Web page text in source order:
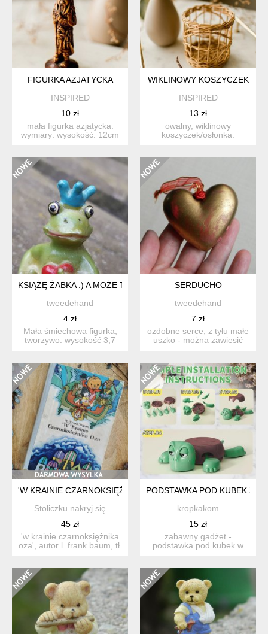
FIGURKA AZJATYCKA
INSPIRED
10 zł
mała figurka azjatycka.
wymiary: wysokość: 12cm
WIKLINOWY KOSZYCZEK
INSPIRED
13 zł
owalny, wiklinowy
koszyczek/osłonka.
KSIĄŻĘ ŻABKA :) A MOŻE TO KSIĘŻNICZKA ? :)
tweedehand
4 zł
Mała śmiechowa figurka,
tworzywo. wysokość 3,7
SERDUCHO
tweedehand
7 zł
ozdobne serce, z tyłu małe
uszko - można zawiesić
'W KRAINIE CZARNOKSIĘŻNIKA OZA' KSIĄŻKA VINTAGE
Stoliczku nakryj się
45 zł
'w krainie czarnoksiężnika
oza', autor l. frank baum, tł.
PODSTAWKA POD KUBEK
kropkakom
15 zł
zabawny gadżet -
podstawka pod kubek w